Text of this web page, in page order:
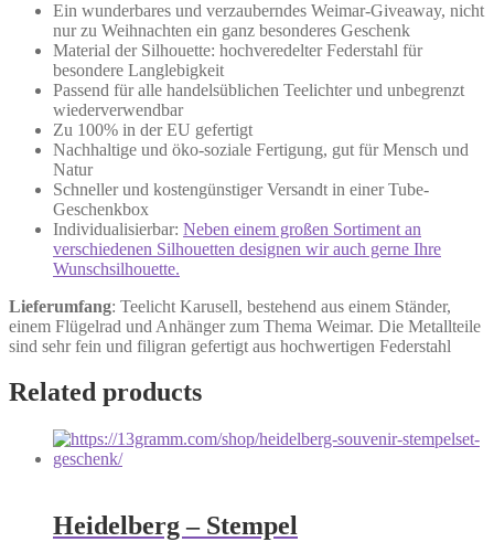
Ein wunderbares und verzauberndes Weimar-Giveaway, nicht
nur zu Weihnachten ein ganz besonderes Geschenk
Material der Silhouette: hochveredelter Federstahl für
besondere Langlebigkeit
Passend für alle handelsüblichen Teelichter und unbegrenzt
wiederverwendbar
Zu 100% in der EU gefertigt
Nachhaltige und öko-soziale Fertigung, gut für Mensch und
Natur
Schneller und kostengünstiger Versandt in einer Tube-
Geschenkbox
Individualisierbar: Neben einem großen Sortiment an
verschiedenen Silhouetten designen wir auch gerne Ihre
Wunschsilhouette.
Lieferumfang: Teelicht Karusell, bestehend aus einem Ständer,
einem Flügelrad und Anhänger zum Thema Weimar. Die Metallteile
sind sehr fein und filigran gefertigt aus hochwertigen Federstahl
Related products
Heidelberg – Stempel